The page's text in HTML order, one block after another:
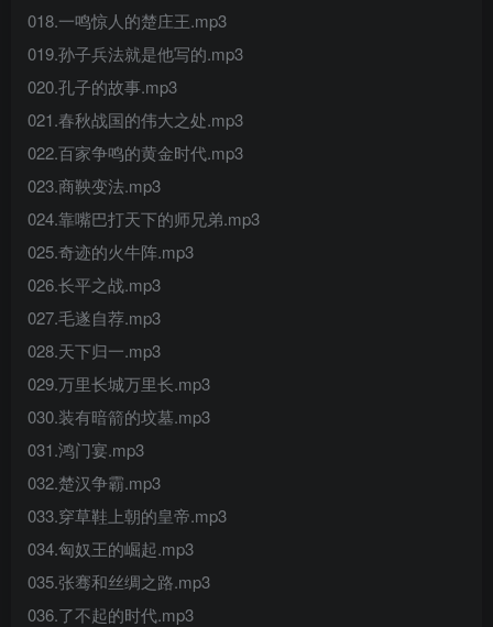
018.一鸣惊人的楚庄王.mp3
019.孙子兵法就是他写的.mp3
020.孔子的故事.mp3
021.春秋战国的伟大之处.mp3
022.百家争鸣的黄金时代.mp3
023.商鞅变法.mp3
024.靠嘴巴打天下的师兄弟.mp3
025.奇迹的火牛阵.mp3
026.长平之战.mp3
027.毛遂自荐.mp3
028.天下归一.mp3
029.万里长城万里长.mp3
030.装有暗箭的坟墓.mp3
031.鸿门宴.mp3
032.楚汉争霸.mp3
033.穿草鞋上朝的皇帝.mp3
034.匈奴王的崛起.mp3
035.张骞和丝绸之路.mp3
036.了不起的时代.mp3